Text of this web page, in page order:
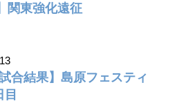
関東強化遠征
試合結果】島原フェスティ
目